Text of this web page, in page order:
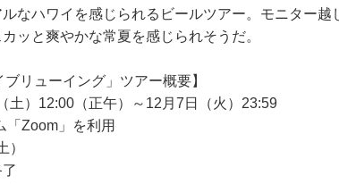
なハワイを感じられるビールツアー。モニター越
ッと爽やかな常夏を感じられそうだ。
リューイング」ツアー概要】
土）12:00（正午）～12月7日（火）23:59
「Zoom」を利用
）